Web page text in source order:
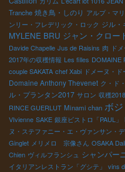
Tranche 焼き鳥・しのり アルプ・マ
ンリー・フレデリック・ロック ジル
MYLENE BRU ジャン・クロー
Davide Chapelle Jus de Raisins 肉 ド
2017年の収穫情報 Les filles DOMAINE
couple SAKATA chef Xabi ドメーヌ・
Domaine Anthony Thevenet ク・ド
ル・プランタン2017 サロン 収穫
RINCE GUERLUT Minami chan ボ
VIvienne SAKE 銀座ビストロ「PAUL」
ヌ・ステファニー・エ・ヴァンサン・
Ginglet メリメロ 宗像さん OSAKA
Chien ヴィルフランシュ シャンパー
イタリアンレストラン「グシテ」
vins